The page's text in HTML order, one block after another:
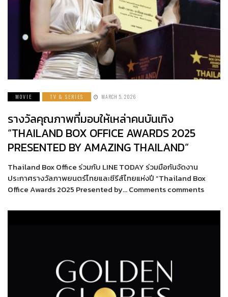
MOVIE TV & SERIES MARCH 5, 2026
รางวัลคุณภาพที่มอบให้เหล่าคนบันเทิง
“THAILAND BOX OFFICE AWARDS 2025
PRESENTED BY AMAZING THAILAND”
Thailand Box Office ร่วมกับ LINE TODAY ร่วมมือกันจัดงาน
ประกาศรางวัลภาพยนตร์ไทยและซีรีส์ไทยแห่งปี “Thailand Box
Office Awards 2025 Presented by… Comments comments